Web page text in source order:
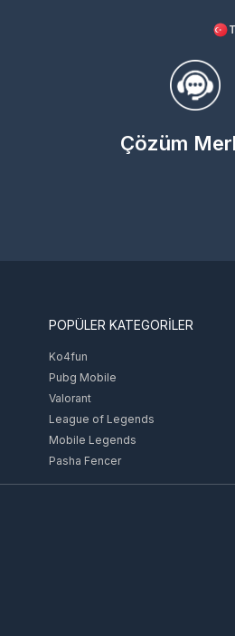
Çözüm
POPÜLER KATEGORİLER
Ko4fun
Pubg Mobile
Valorant
League of Legends
Mobile Legends
Pasha Fencer